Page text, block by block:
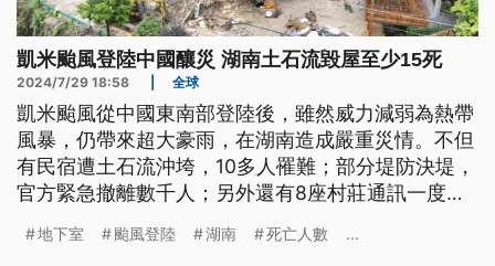
凱米颱風登陸中國釀災 湖南土石流毀屋至少15死
2024/7/29 18:58 全球
凱米颱風從中國東南部登陸後，雖然威力減弱為熱帶
風暴，仍帶來超大豪雨，在湖南造成嚴重災情。不但
有民宿遭土石流沖垮，10多人罹難；部分堤防決堤，
官方緊急撤離數千人；另外還有8座村莊通訊一度失
習中心地下室淹水，好幾名學生困在裡面溺死。
地下室 颱風登陸 湖南 死亡人數 ...